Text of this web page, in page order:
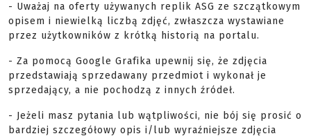
- Uważaj na oferty używanych replik ASG ze szczątkowym
opisem i niewielką liczbą zdjęć, zwłaszcza wystawiane
przez użytkowników z krótką historią na portalu.
- Za pomocą Google Grafika upewnij się, że zdjęcia
przedstawiają sprzedawany przedmiot i wykonał je
sprzedający, a nie pochodzą z innych źródeł.
- Jeżeli masz pytania lub wątpliwości, nie bój się prosić o
bardziej szczegółowy opis i/lub wyraźniejsze zdjęcia